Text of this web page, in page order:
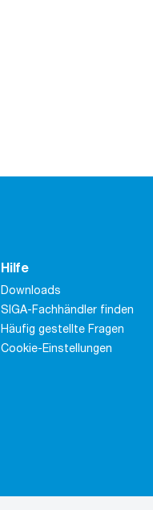
Hilfe
Downloads
SIGA-Fachhändler finden
Häufig gestellte Fragen
Cookie-Einstellungen